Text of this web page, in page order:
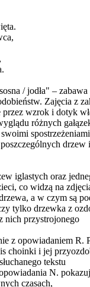
/ jodła" –
Zajęcia z
wzrok i dotyk
różnych
drzew
iglastych oraz
co widzą na
a w czym są
tylko drzewka z
nich przystrojonego
z opowiadaniem R.
choinki i jej
tekstu
N.
czasach,